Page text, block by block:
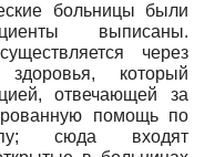
больницы были
выписаны.
через
здоровья, который
отвечающей за
помощь по
сюда входят